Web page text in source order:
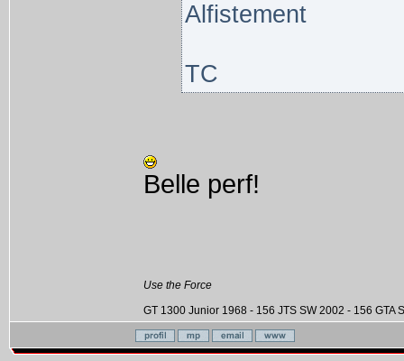
Alfistement
TC
Belle perf!
Use the Force
GT 1300 Junior 1968 - 156 JTS SW 2002 - 156 GTA